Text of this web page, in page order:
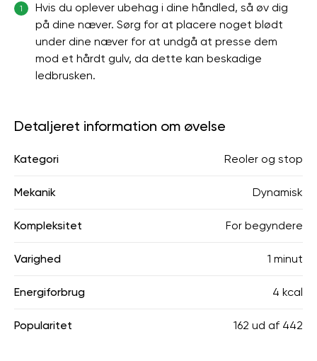
1
Hvis du oplever ubehag i dine håndled, så øv dig
på dine næver. Sørg for at placere noget blødt
under dine næver for at undgå at presse dem
mod et hårdt gulv, da dette kan beskadige
ledbrusken.
Detaljeret information om øvelse
Kategori Reoler og stop
Mekanik Dynamisk
Kompleksitet For begyndere
Varighed 1 minut
Energiforbrug 4 kcal
Popularitet 162 ud af 442